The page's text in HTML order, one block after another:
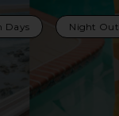
Days Night Out